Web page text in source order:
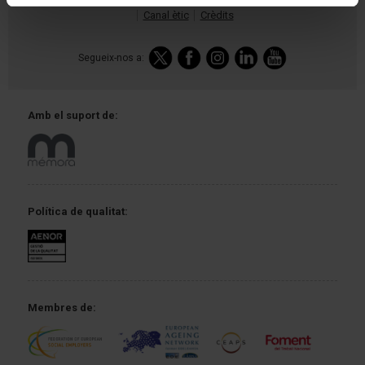
Canal ètic
Crèdits
Segueix-nos a:
Amb el suport de:
Política de qualitat:
Membres de: